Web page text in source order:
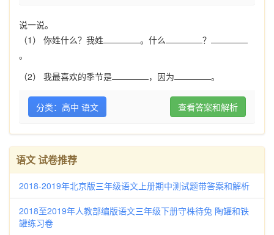
说一说。
（1） 你姓什么？我姓
。什么
？
。
（2） 我最喜欢的季节是
，因为 。
分类：高中 语文 查看答案和解析
语文 试卷推荐
2018-2019年北京版三年级语文上册期中测试题带答案和解析
2018至2019年人教部编版语文三年级下册守株待兔 陶罐和铁
罐练习卷